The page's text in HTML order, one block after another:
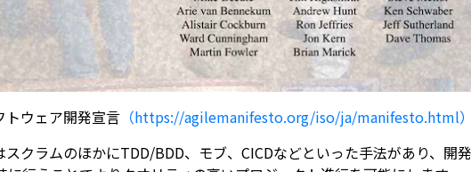
トウェア開発宣言 （https://agilemanifesto.org/iso/ja/manifesto.html）
スクラムのほかにTDD/BDD、モブ、CICDなどといった手法があり、開